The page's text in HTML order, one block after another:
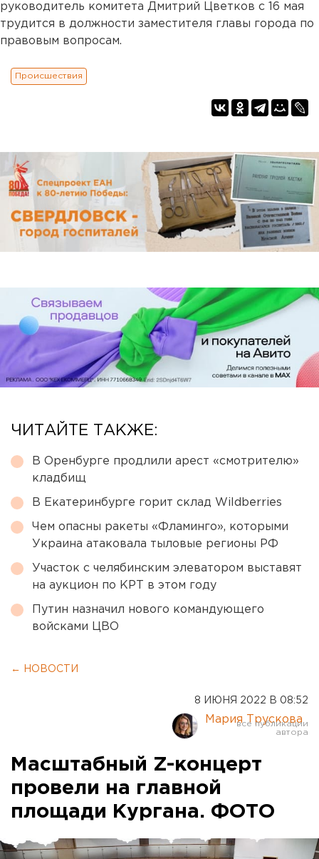
руководитель комитета Дмитрий Цветков с 16 мая
трудится в должности заместителя главы города по
правовым вопросам.
Происшествия
ЧИТАЙТЕ ТАКЖЕ:
В Оренбурге продлили арест «смотрителю»
кладбищ
В Екатеринбурге горит склад Wildberries
Чем опасны ракеты «Фламинго», которыми
Украина атаковала тыловые регионы РФ
Участок с челябинским элеватором выставят
на аукцион по КРТ в этом году
Путин назначил нового командующего
войсками ЦВО
← НОВОСТИ
8 ИЮНЯ 2022 В 08:52
Мария Трускова
Масштабный Z-концерт
провели на главной
площади Кургана. ФОТО